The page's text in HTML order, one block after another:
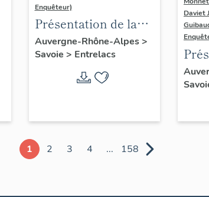
Enquêteur)
Présentation de la
commune d'Épersy
Auvergne-Rhône-Alpes>
Savoie > Entrelacs
Daviet
1 2 3 4 ... 158